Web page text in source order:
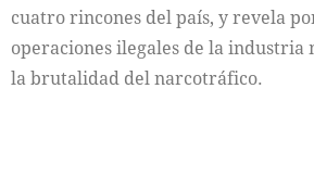
cuatro rincones del país, y revela
operaciones ilegales de la industria
la brutalidad del narcotráfico.